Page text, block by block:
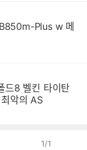
악의 AS
1/1